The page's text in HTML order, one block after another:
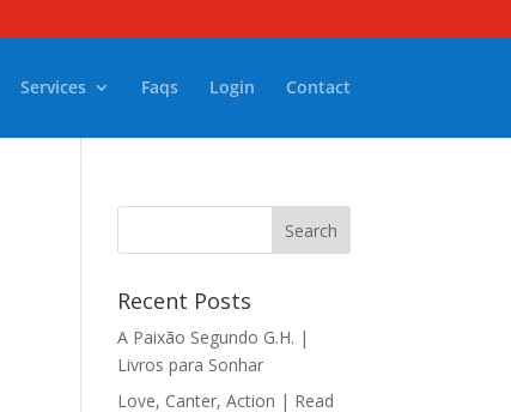
Services Faqs Login Contact
Recent Posts
A Paixão Segundo G.H. |
Livros para Sonhar
Love, Canter, Action | Read